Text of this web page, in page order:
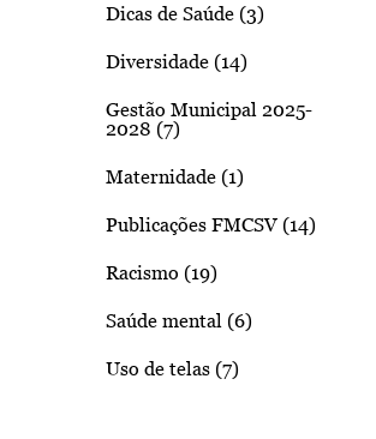
Dicas de Saúde (3)
Diversidade (14)
Gestão Municipal 2025-
2028 (7)
Maternidade (1)
Publicações FMCSV (14)
Racismo (19)
Saúde mental (6)
Uso de telas (7)